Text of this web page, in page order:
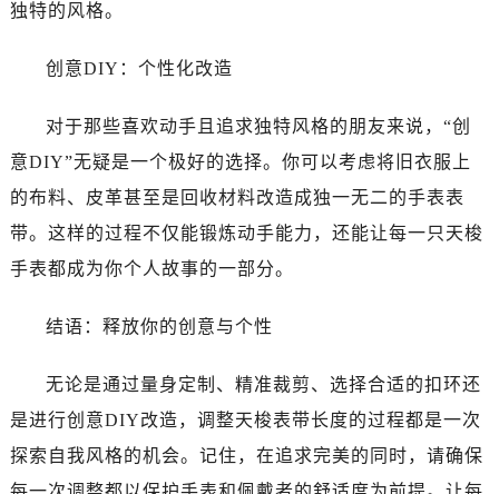
独特的风格。
创意DIY：个性化改造
对于那些喜欢动手且追求独特风格的朋友来说，“创
意DIY”无疑是一个极好的选择。你可以考虑将旧衣服上
的布料、皮革甚至是回收材料改造成独一无二的手表表
带。这样的过程不仅能锻炼动手能力，还能让每一只天梭
手表都成为你个人故事的一部分。
结语：释放你的创意与个性
无论是通过量身定制、精准裁剪、选择合适的扣环还
是进行创意DIY改造，调整天梭表带长度的过程都是一次
探索自我风格的机会。记住，在追求完美的同时，请确保